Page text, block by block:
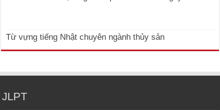
Từ vựng tiếng Nhật chuyên ngành thủy sản
JLPT